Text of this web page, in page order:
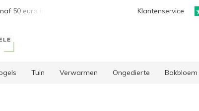
50 euro in BE & NL* Unieke selectie producten
Klantenservice
Tuin Verwarmen Ongedierte Bakbloem